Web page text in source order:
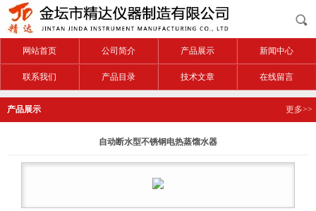
网站首页 公司简介 产品展示 新闻中心
联系我们 产品目录 技术文章 在线留言
产品展示 更多>>
自动断水型不锈钢电热蒸馏水器